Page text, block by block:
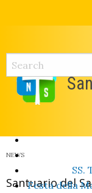
SS.
Festa della
NEWS
Santuario del